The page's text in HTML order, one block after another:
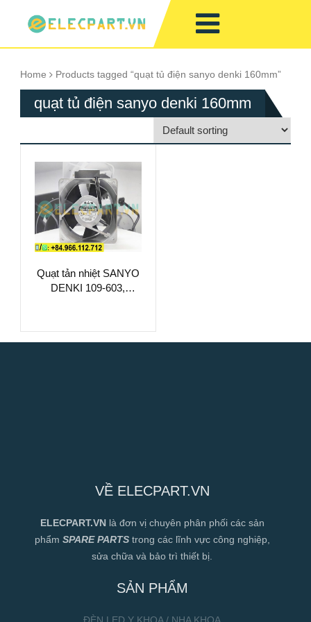
Home Products tagged “quạt tủ điện sanyo denki 160mm”
quạt tủ điện sanyo denki 160mm
Quạt tản nhiệt SANYO
DENKI 109-603,
VỀ ELECPART.VN
ELECPART.VN là đơn vị chuyên phân phối các sản
phẩm SPARE PARTStrong các lĩnh vực công nghiệp,
sửa chữa và bảo trì thiết bị.
SẢN PHẨM
ĐÈN LED Y KHOA / NHA KHOA